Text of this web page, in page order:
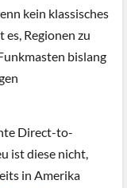
kein klassisches
Regionen zu
bislang
Direct-to-
ist diese nicht,
in Amerika